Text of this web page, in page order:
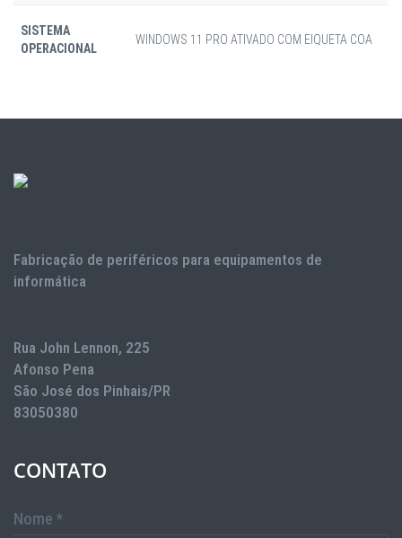
SISTEMA
OPERACIONAL
WINDOWS 11 PRO ATIVADO COM EIQUETA COA
Fabricação de periféricos para equipamentos de
informática
Rua John Lennon, 225
Afonso Pena
São José dos Pinhais/PR
83050380
CONTATO
Nome *